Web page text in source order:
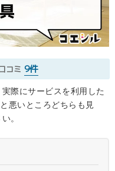
コミ 9件
際にサービスを利用した
悪いところどちらも見
。